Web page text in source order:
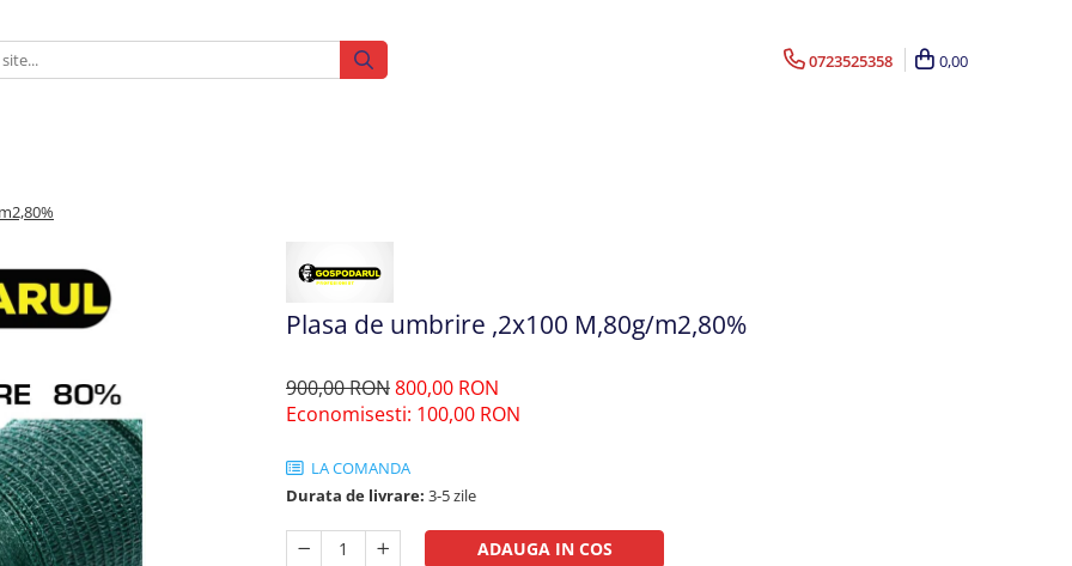
0723525358 0,00
Plasa de umbrire ,2x100 M,80g/m2,80%
900,00 RON800,00 RON
Economisesti: 100,00 RON
LA COMANDA
Durata de livrare: 3-5 zile
ADAUGA IN COS